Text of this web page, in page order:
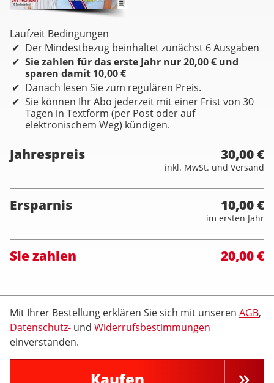
Laufzeit Bedingungen
Der Mindestbezug beinhaltet zunächst 6 Ausgaben
Sie zahlen für das erste Jahr nur 20,00 € und
sparen damit 10,00 €
Danach lesen Sie zum regulären Preis.
Sie können Ihr Abo jederzeit mit einer Frist von 30
Tagen in Textform (per Post oder auf
elektronischem Weg) kündigen.
Jahrespreis 30,00 €
inkl. MwSt. und Versand
Ersparnis 10,00 €
im ersten Jahr
Sie zahlen 20,00 €
Mit Ihrer Bestellung erklären Sie sich mit unseren AGB,
Datenschutz- und Widerrufsbestimmungen
einverstanden.
Kaufen